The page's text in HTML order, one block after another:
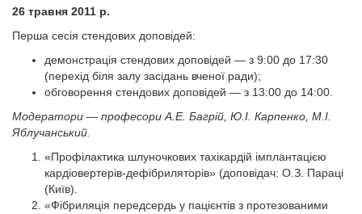
26 травня 2011 р.
Перша сесія стендових доповідей:
демонстрація стендових доповідей — з 9:00 до 17:30
(перехід біля залу засідань вченої ради);
обговорення стендових доповідей — з 13:00 до 14:00.
Модератори — професори А.Е. Багрій, Ю.І. Карпенко, М.І.
Яблучанський.
«Профілактика шлуночкових тахікардій імплантацією
кардіовертерів-дефібриляторів» (доповідач: О.З. Параці
(Київ).
«Фібриляція передсердь у пацієнтів з протезованими